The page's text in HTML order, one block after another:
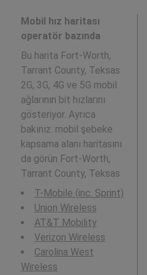
Mobil hız haritası
operatör bazında
Bu harita Fort-Worth,
Tarrant County, Teksas
2G, 3G, 4G ve 5G mobil
ağlarının bit hızlarını
gösteriyor. Ayrıca
bakınız: mobil şebeke
kapsama alanı haritasını
da görün Fort-Worth,
Tarrant County, Teksas
T-Mobile (inc. Sprint)
Union Wireless
AT&T Mobility
Verizon Wireless
Carolina West
Wireless